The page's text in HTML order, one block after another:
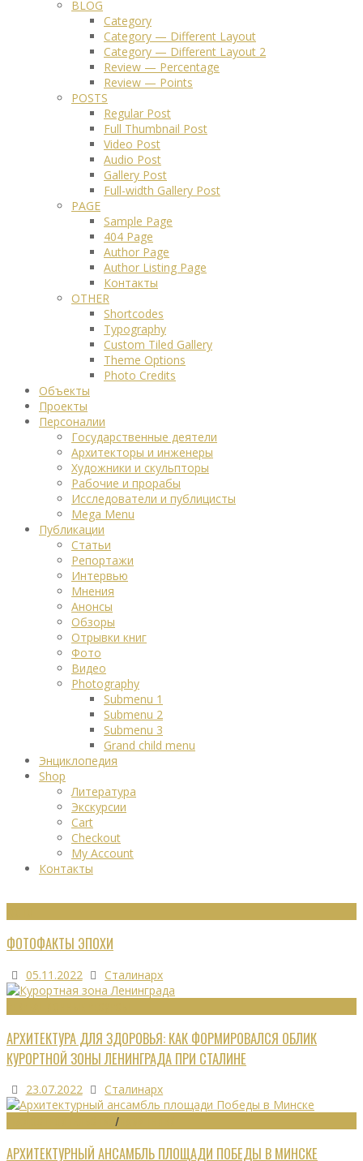
BLOG
Category
Category — Different Layout
Category — Different Layout 2
Review — Percentage
Review — Points
POSTS
Regular Post
Full Thumbnail Post
Video Post
Audio Post
Gallery Post
Full-width Gallery Post
PAGE
Sample Page
404 Page
Author Page
Author Listing Page
Контакты
OTHER
Shortcodes
Typography
Custom Tiled Gallery
Theme Options
Photo Credits
Объекты
Проекты
Персоналии
Государственные деятели
Архитекторы и инженеры
Художники и скульпторы
Рабочие и прорабы
Исследователи и публицисты
Mega Menu
Публикации
Статьи
Репортажи
Интервью
Мнения
Анонсы
Обзоры
Отрывки книг
Фото
Видео
Photography
Submenu 1
Submenu 2
Submenu 3
Grand child menu
Энциклопедия
Shop
Литература
Экскурсии
Cart
Checkout
My Account
Контакты
ФОТОФАКТЫ ЭПОХИ
05.11.2022 Сталинарх
АРХИТЕКТУРА ДЛЯ ЗДОРОВЬЯ: КАК ФОРМИРОВАЛСЯ ОБЛИК
КУРОРТНОЙ ЗОНЫ ЛЕНИНГРАДА ПРИ СТАЛИНЕ
23.07.2022 Сталинарх
/
АРХИТЕКТУРНЫЙ АНСАМБЛЬ ПЛОЩАДИ ПОБЕДЫ В МИНСКЕ